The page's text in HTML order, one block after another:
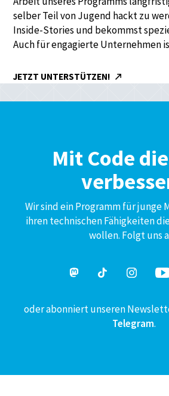
selber Teil von Jugend hackt zu
Inside-Stories und bekommst
Auch für engagierte Unternehmen
JETZT UNTERSTÜTZEN!
Mit Code
Wir sind ein Programm für junge
ihren technischen Fähigkeiten
wollen. Folgt uns
oder abonniert unseren
Telegram.